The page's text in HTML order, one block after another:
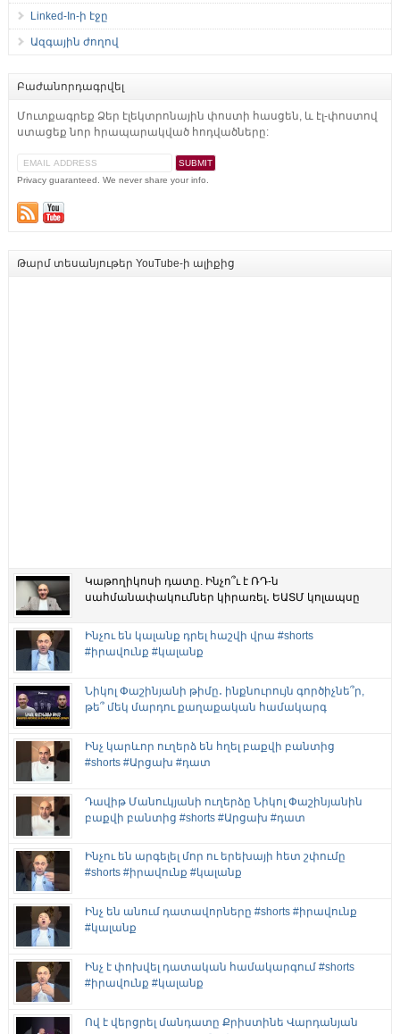
Linked-In-ի էջը
Ազգային ժողով
Բաժանորդագրվել
Մուտքագրեք Ձեր էլեկտրոնային փոստի հասցեն, և էլ-փոստով
ստացեք նոր հրապարակված հոդվածները:
Privacy guaranteed. We never share your info.
Թարմ տեսանյութեր YouTube-ի ալիքից
Կաթողիկոսի դատը. Ինչո՞ւ է ՌԴ-ն
սահմանափակումներ կիրառել․ ԵԱՏՄ կոլապսը
Ինչու են կալանք դրել հաշվի վրա #shorts
#իրավունք #կալանք
Նիկոլ Փաշինյանի թիմը․ ինքնուրույն գործիչնե՞ր,
թե՞ մեկ մարդու քաղաքական համակարգ
Ինչ կարևոր ուղերձ են հղել բաքվի բանտից
#shorts #Արցախ #դատ
Դավիթ Մանուկյանի ուղերձը Նիկոլ Փաշինյանին
բաքվի բանտից #shorts #Արցախ #դատ
Ինչու են արգելել մոր ու երեխայի հետ շփումը
#shorts #իրավունք #կալանք
Ինչ են անում դատավորները #shorts #իրավունք
#կալանք
Ինչ է փոխվել դատական համակարգում #shorts
#իրավունք #կալանք
Ով է վերցրել մանդատը Քրիստինե Վարդանյան